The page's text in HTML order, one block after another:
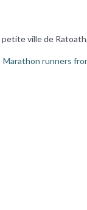
ville de